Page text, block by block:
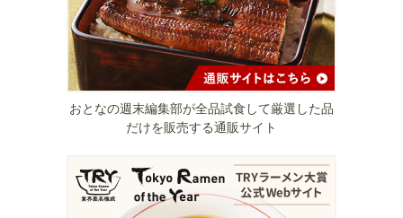
おとなの週末編集部が全品試食して厳選した品
だけを販売する通販サイト